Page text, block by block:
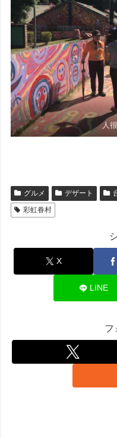
人
グルメ デザート
彩虹眷村
X
LINE
フ